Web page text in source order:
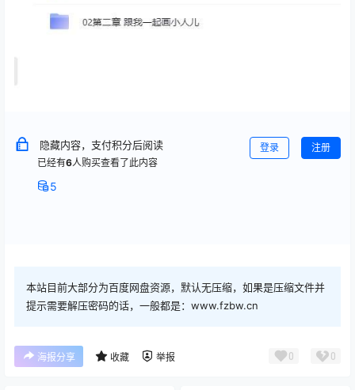
隐藏内容，支付积分后阅读
已经有6人购买查看了此内容
5
登录 注册
本站目前大部分为百度网盘资源，默认无压缩，如果是压缩文件并
提示需要解压密码的话，一般都是：www.fzbw.cn
海报分享 收藏 举报 0 0